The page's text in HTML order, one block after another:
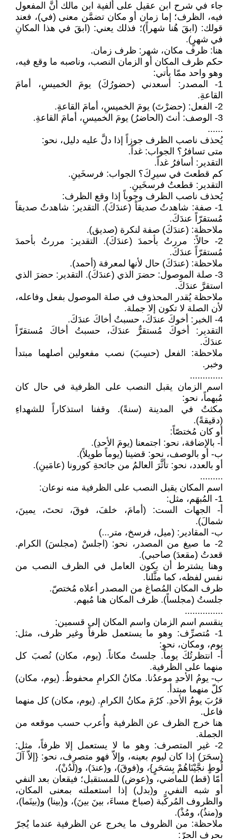
جاء في شرح ابن عقيل على ألفية ابن مالك أنَّ المفعول
فيه، الظرف؛ إما زمان أو مكان تضمَّن معنى (في)، فعند
قولك: (ابقَ هُنا شهراً)؛ فذلك يعني: (ابقَ في هذا المكانِ
في شهرٍ).
هنا: ظرف مكان، شهر: ظرف زمان.
حكم ظرف المكان أو الزمان النصب، وناصبه ما وقع فيه،
وهو واحد ممّا يأتي:
1- المصدر: أسعدني (حضورُكَ) يومَ الخميسِ، أمامَ
القاعةِ.
2- الفعل: (حضرْتَ) يومَ الخميسِ، أمامَ القاعةِ.
3- الوصف: أنتَ (الحاضرُ) يومَ الخميسِ، أمامَ القاعةِ.
......
يُحذف ناصب الظرف جوزاً إذا دلَّ عليه دليل، نحو:
متى تسافرُ؟ الجواب: غداً.
التقدير: أسافرُ غداً.
كم قطعتَ في سيرِكَ؟ الجواب: فرسخَينِ.
التقدير: قطعتُ فرسخَينِ.
يُحذف ناصب الظرف وجوباً إذا وقع الظرف:
1- صفة: شاهدتُ صديقاً (عندَكَ). التقدير: شاهدتُ صديقاً
مُستقرّاً عندَكَ.
ملاحظة: (عندَكَ) صفة لنكرة (صديق).
2- حالاً: مررتُ بأحمدَ (عندَكَ). التقدير: مررتُ بأحمدَ
مُستقرّاً عندَكَ.
ملاحظة: (عندَكَ) حال لأنها لمعرفة (أحمد).
3- صلة الموصول: حضرَ الذي (عندَكَ). التقدير: حضرَ الذي
استقرَّ عندَكَ.
ملاحظة يُقدر المحذوف في صلة الموصول بفعل وفاعله،
لأن الصلة لا تكون إلا جملة.
4- الخبر: أخوكَ عندَكَ، حسبتُ أخاكَ عندَكَ.
التقدير: أخوكَ مُستقرٌّ عندَكَ، حسبتُ أخاكَ مُستقرّاً
عندَكَ.
ملاحظة: الفعل (حسِبَ) نصب مفعولين أصلهما مبتدأ
وخبر.
.............
اسم الزمان يقبل النصب على الظرفية في حال كان
مُبهماً، نحو:
مكثتُ في المدينة (سنةً). وقفنا استذكاراً للشهداءِ
(دقيقةً).
أو كان مُختصّاً:
أ- بالإضافة، نحو: اجتمعنا (يومَ الأحدِ).
ب- أو بالوصف، نحو: قضينا (يوماً طويلاً).
أو بالعدد، نحو: تأثَّرَ العالمُ من جائحةِ كورونا (عامَينِ).
.........
اسم المكان يقبل النصب على الظرفية منه نوعان:
1- المُبهَم، مثل:
أ- الجهات الست: (أمامَ، خلفَ، فوقَ، تحتَ، يمينَ،
شمالَ).
ب- المقادير: (ميل، فرسخ، متر...)
2- ما صيغ من المصدر، نحو: (اجلسْ (مجلسَ) الكرام.
قعدتُ (مقعدَ) صاحبي).
وهنا يشترط أن يكون العامل في الظرف النصب من
نفس لفظه، كما مثَّلنا.
ظرف المكان المُصاغ من المصدر أعلاه مُختصّ.
جلستُ (مجلساً). ظرف المكان هنا مُبهم.
...............
ينقسم اسم الزمان واسم المكان إلى قسمين:
1- مُتصرِّف: وهو ما يستعمل ظرفاً وغير ظرف، مثل:
يوم، ومكان، نحو:
أ- انتظرتُكَ يوماً. جلستُ مكاناً. (يوم، مكان) نُصبَ كل
منهما على الظرفية.
ب- يومُ الأحدِ موعدُنا. مكانُ الكرامِ محفوظٌ. (يوم، مكان)
كلّ منهما مبتدأ.
قرُبَ يومُ الأحدِ. كرُمَ مكانُ الكرامِ. (يوم، مكان) كل منهما
فاعل.
هنا خرج الظرف عن الظرفية وأُعرب حسب موقعه من
الجملة.
2- غير المتصرف: وهو ما لا يستعمل إلا ظرفاً، مثل:
(سحَرَ) إذا كان ليوم بعينه، وإلاّ فهو متصرف، نحو: {إلاّ آلَ
لُوطٍ نجَّيْنَاهُمْ بِسَحَرٍ}، و(فوقَ)، و(عندَ)، و(لَدُنْ)،
أمّا (قط) للماضي، و(عوض) للمستقبل؛ فيقعان بعد النفي
أو شبه النفي، و(بدل) إذا استعملته بمعنى المكان،
والظروف المُركَّبة (صباحَ مساءَ، بينَ بينَ)، و(بينا) و(بينَما)،
و(منذُ)، ومُذْ).
ملاحظة: من الظروف ما يخرج عن الظرفية عندما يُجرّ
بحرف الجرّ: